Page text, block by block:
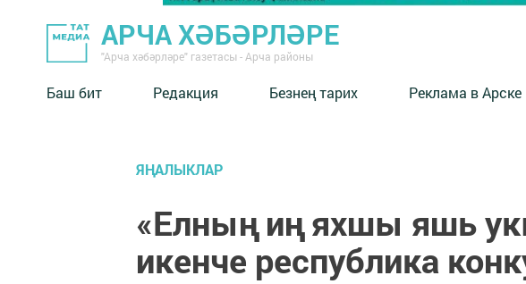
АРЧА ХӘБӘРЛӘРЕ
"Арча хәбәрләре" газетасы - Арча районы
Баш бит Редакция Безнең тарих Реклама в Арске
ЯҢАЛЫКЛАР
«Елның иң яхшы яшь
икенче республика